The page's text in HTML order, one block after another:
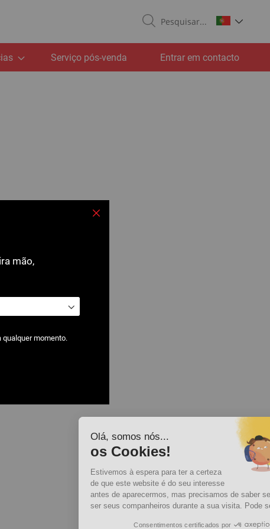
Serviço pós-venda Entrar em contacto
mão,
momento.
Olá, somos nós...
os Cookies!
Estivemos à espera para ter a certeza
de que este website é do seu interesse
antes de aparecermos, mas precisamos de saber se podemos
ser seus companheiros durante a sua visita. Pode ser?
Consentimentos certificados por